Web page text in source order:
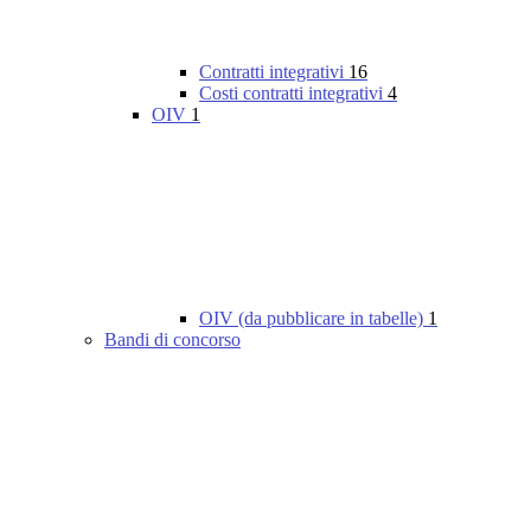
Contratti integrativi 16
Costi contratti integrativi 4
OIV 1
OIV (da pubblicare in tabelle) 1
Bandi di concorso